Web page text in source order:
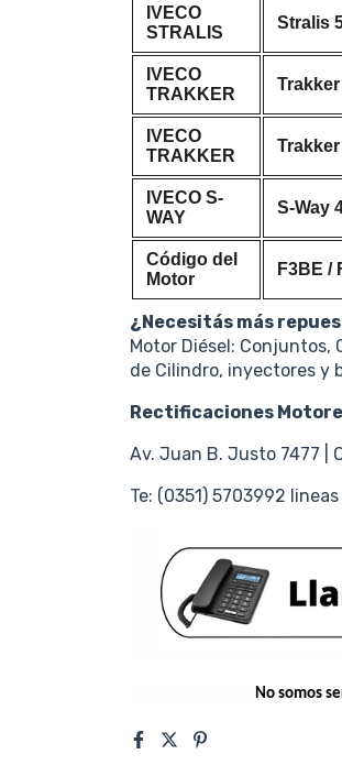
IVECO
STRALIS
Stralis
IVECO
TRAKKER
IVECO
TRAKKER
IVECO S-
WAY
S-Way
Código del
Motor
F3BE /
¿Necesitás más
Motor Diésel: Conjuntos,
de Cilindro, inyectores y
Rectificaciones
Av. Juan B. Justo 7477 |
Te: (0351) 5703992
No somos